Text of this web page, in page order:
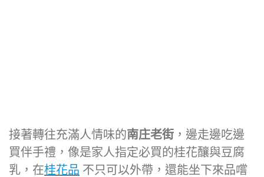
接著轉往充滿人情味的南庄老街 ，邊走邊吃邊
買伴手禮，像是家人指定必買的桂花釀與豆腐
乳，在桂花品 不只可以外帶，還能坐下來品嚐